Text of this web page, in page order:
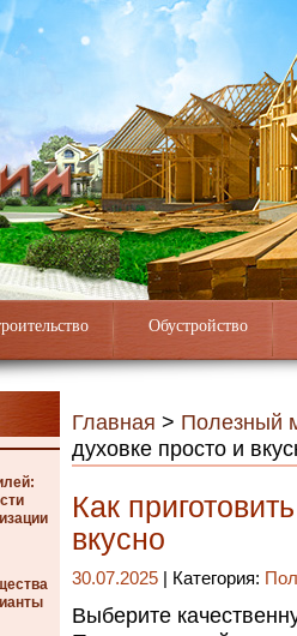
Обустройство
Главная > Полезный
духовке просто и
Как
вкусно
30.07.2025 | Категория:
Выберите